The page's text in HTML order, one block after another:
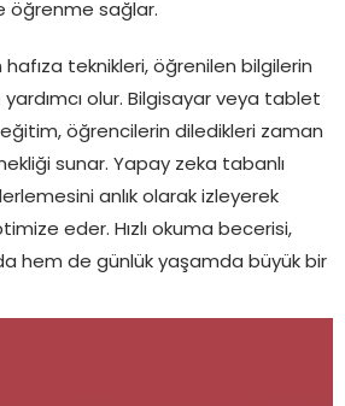
öğrenme sağlar.
hafıza teknikleri, öğrenilen bilgilerin
yardımcı olur. Bilgisayar veya tablet
öğrencilerin diledikleri zaman
sunar. Yapay zeka tabanlı
anlık olarak izleyerek
eder. Hızlı okuma becerisi,
hem de günlük yaşamda büyük bir